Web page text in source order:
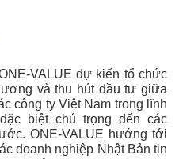
VALUE dự kiến tổ chức
và thu hút đầu tư giữa
công ty Việt Nam trong lĩnh
biệt chú trọng đến các
ONE-VALUE hướng tới
doanh nghiệp Nhật Bản tin